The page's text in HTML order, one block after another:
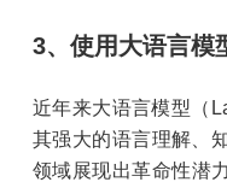
3、使用大语言模
近年来大语言模型（
其强大的语言理解、
领域展现出革命性潜力